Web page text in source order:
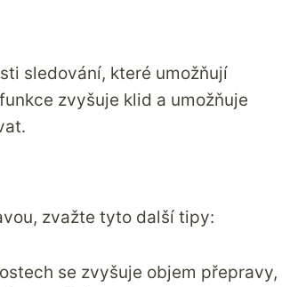
sledování, které umožňují
zvyšuje klid a umožňuje
zvažte tyto další tipy:
se zvyšuje objem přepravy,